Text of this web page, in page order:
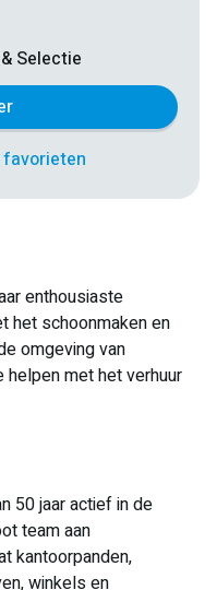
Selectie
favorieten
enthousiaste
het schoonmaken en
omgeving van
met het verhuur
de verschillende
bestaan
schoonmaken,
goed en netjes
hebben!
50 jaar actief in de
team aan
kantoorpanden,
winkels en